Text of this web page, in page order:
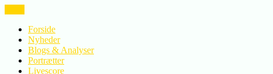
Forside
Nyheder
Blogs & Analyser
Portrætter
Livescore